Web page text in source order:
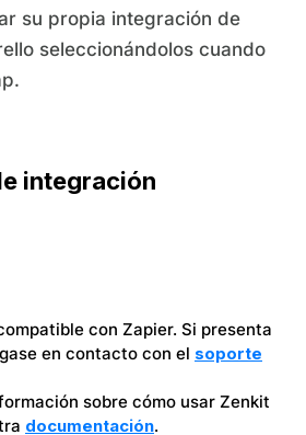
su propia integración de
seleccionándolos cuando
integración
con Zapier. Si presenta
en contacto con el soporte
sobre cómo usar Zenkit
documentación.